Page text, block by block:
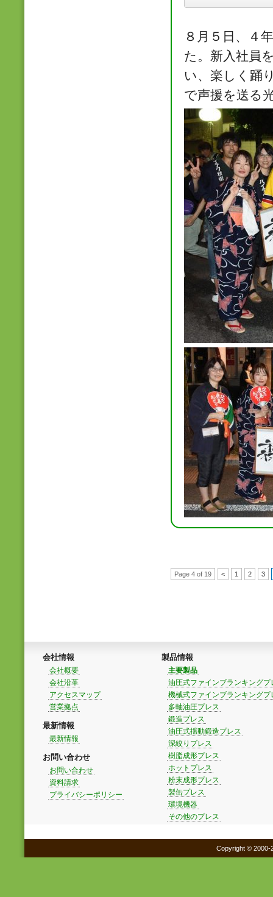
８月５日、４
た。新入社員
い、楽しく踊
で声援を送る
Page 4 of 19 < 1 2 3
会社情報
会社概要
会社沿革
アクセスマップ
営業拠点
最新情報
最新情報
お問い合わせ
お問い合わせ
資料請求
プライバシーポリシー
製品情報
主要製品
油圧式ファインブランキングプ
機械式ファインブランキングプ
多軸油圧プレス
鍛造プレス
油圧式揺動鍛造プレス
深絞りプレス
樹脂成形プレス
ホットプレス
粉末成形プレス
製缶プレス
環境機器
その他のプレス
Copyright © 2000-